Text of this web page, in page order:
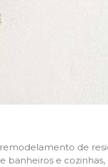
de
e